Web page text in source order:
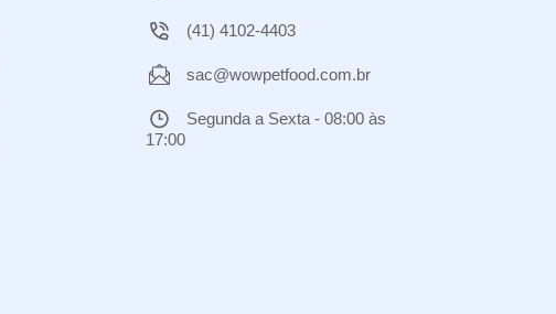
(41) 4102-4403
sac@wowpetfood.com.br
Segunda a Sexta - 08:00 às
17:00